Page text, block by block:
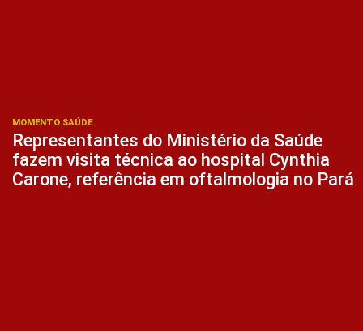
MOMENTO SAÚDE
Representantes do Ministério da Saúde
fazem visita técnica ao hospital Cynthia
Carone, referência em oftalmologia no Pará